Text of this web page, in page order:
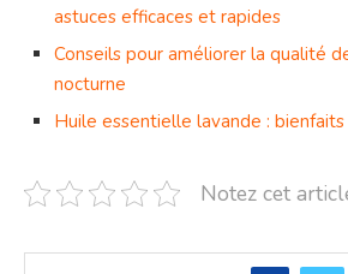
astuces efficaces et rapides
Conseils pour améliorer la qualité
nocturne
Huile essentielle lavande :
Notez cet